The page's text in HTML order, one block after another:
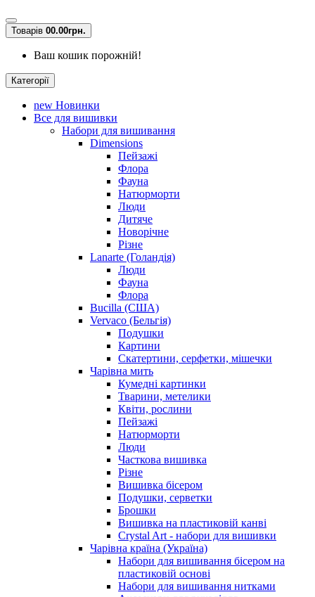
Товарів 00.00грн.
Ваш кошик порожній!
Категорії
new Новинки
Все для вишивки
Набори для вишивання
Dimensions
Пейзажі
Флора
Фауна
Натюрморти
Люди
Дитяче
Новорічне
Різне
Lanarte (Голандія)
Люди
Фауна
Флора
Bucilla (США)
Vervaco (Бельгія)
Подушки
Картини
Скатертини, серфетки, мішечки
Чарiвна мить
Кумедні картинки
Тварини, метелики
Квіти, рослини
Пейзажі
Натюрморти
Люди
Часткова вишивка
Різне
Вишивка бісером
Подушки, серветки
Брошки
Вишивка на пластиковій канві
Crystal Art - набори для вишивки
Чарівна країна (Україна)
Набори для вишивання бісером на
пластиковій основі
Набори для вишивання нитками